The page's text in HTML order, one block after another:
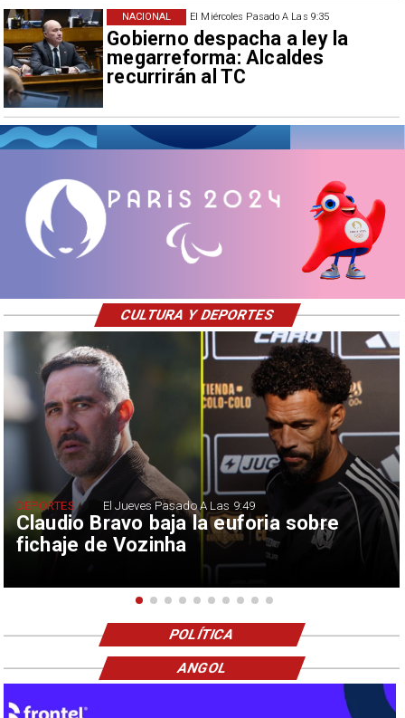
El Miércoles Pasado A Las 9:35
Gobierno despacha a ley la
megarreforma: Alcaldes
recurrirán al TC
NACIONAL
Claudio Bravo baja la euforia sobre
fichaje de Vozinha
DEPORTES El Jueves Pasado A Las 9:49
CULTURA Y DEPORTES
POLÍTICA
ANGOL